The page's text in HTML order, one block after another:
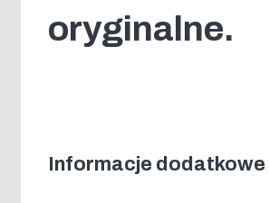
oryginalne.
Informacje dodatkowe